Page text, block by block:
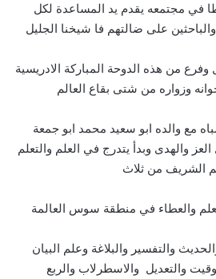
في مجتمعه يقدم يد المساعدة لكل
على ضالتهم فا شيخنا الجليل
من هذه الدوحة المباركة الادريسية
وزواره من شتى بقاع العالم
مع والده ابو سعيد محمد ابو جمعة
والهدى وبدأ يتدرج في العلم والتعلم
الشريف من ثلاث
والعطاء في منطقة سوس العالمة
والتفسير والبلاغة وعلم البيان
والتعديل والاسطرلاب والربع